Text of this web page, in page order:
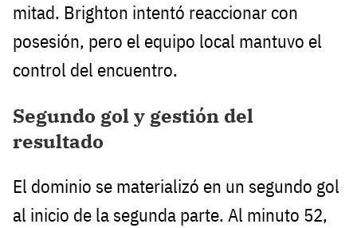
mitad. Brighton intentó reaccionar con
posesión, pero el equipo local mantuvo el
control del encuentro.
Segundo gol y gestión del
resultado
El dominio se materializó en un segundo gol
al inicio de la segunda parte. Al minuto 52,